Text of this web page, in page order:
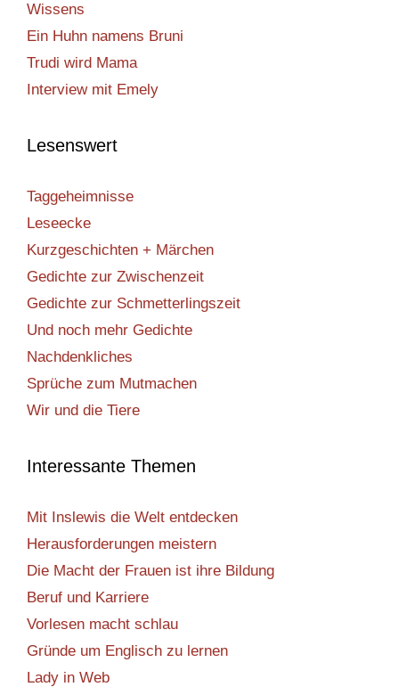
Wissens
Ein Huhn namens Bruni
Trudi wird Mama
Interview mit Emely
Lesenswert
Taggeheimnisse
Leseecke
Kurzgeschichten + Märchen
Gedichte zur Zwischenzeit
Gedichte zur Schmetterlingszeit
Und noch mehr Gedichte
Nachdenkliches
Sprüche zum Mutmachen
Wir und die Tiere
Interessante Themen
Mit Inslewis die Welt entdecken
Herausforderungen meistern
Die Macht der Frauen ist ihre Bildung
Beruf und Karriere
Vorlesen macht schlau
Gründe um Englisch zu lernen
Lady in Web